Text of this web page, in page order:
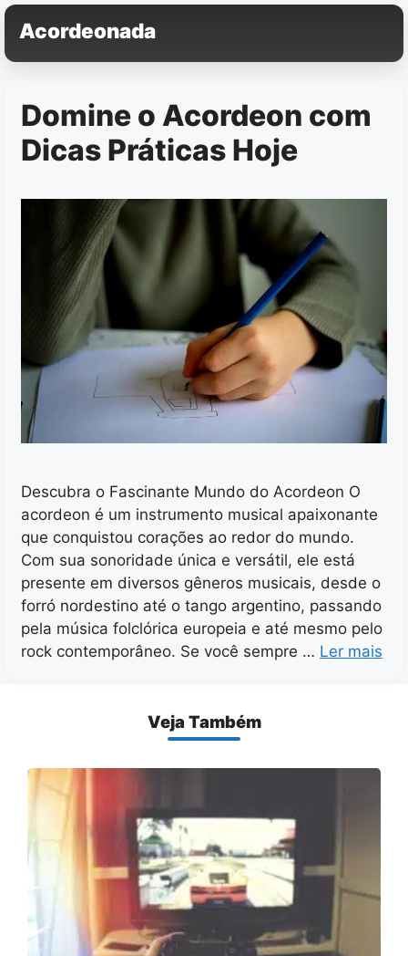
Pular
para
o
Acordeonada
Domine o Acordeon com
Dicas Práticas Hoje
Descubra o Fascinante Mundo do Acordeon O
acordeon é um instrumento musical apaixonante
que conquistou corações ao redor do mundo.
Com sua sonoridade única e versátil, ele está
presente em diversos gêneros musicais, desde o
forró nordestino até o tango argentino, passando
pela música folclórica europeia e até mesmo pelo
rock contemporâneo. Se você sempre … Ler mais
Veja Também